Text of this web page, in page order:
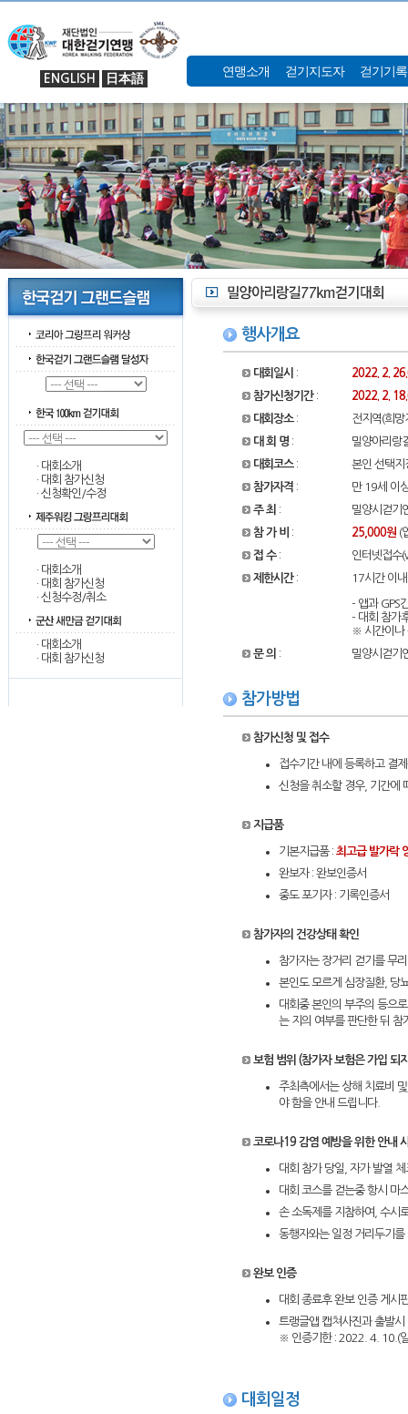
ENGLISH 日本語 연맹소개 걷기지도자 걷기기
· 대회소개
· 대회 참가신청
· 신청확인/수정
· 대회소개
· 대회 참가신청
· 신청수정/취소
· 대회소개
· 대회 참가신청
행사개요
대회일시 :
2022. 2.
참가신청기간:
2022. 2.
대회장소:
전지역(희
대 회 명 :
밀양아리랑
대회코스:
본인 선택
참가자격 :
만 19세 이
주 최 :
밀양시걷기
참 가 비 : 25,000원 (
접 수:
인터넷접
제한시간: 17시간 이
- 앱과 GPS
- 대회 참가
※ 시간이나
문 의 : 밀양시걷기
참가방법
참가신청 및 접수
접수기간 내에 등록하고 결
신청을 취소할 경우, 기간에
지급품
기본지급품 : 최고급 발가락
완보자 : 완보인증서
중도 포기자 : 기록인증서
참가자의 건강상태 확인
참가자는 장거리 걷기를 무
본인도 모르게 심장질환, 당
대회중 본인의 부주의 등으
는 지의 여부를 판단한 뒤 참
보험 범위 (참가자 보험은 가입 되
주최측에서는 상해 치료비
야 함을 안내 드립니다.
코로나19 감염 예방을 위한 안내
대회 참가 당일, 자가 발열
대회 코스를 걷는중 항시 마
손 소독제를 지참하여, 수시
동행자와는 일정 거리두기를
완보 인증
대회 종료후 완보 인증 게시
트랭글앱 캡쳐사진과 출발
※ 인증기한 : 2022. 4. 10.(
대회일정